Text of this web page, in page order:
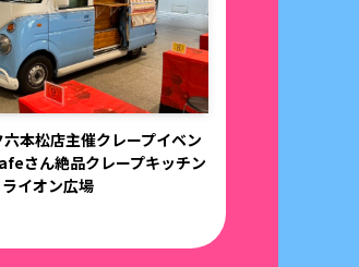
本松店主催クレープイベン
さん絶品クレープキッチン
イオン広場